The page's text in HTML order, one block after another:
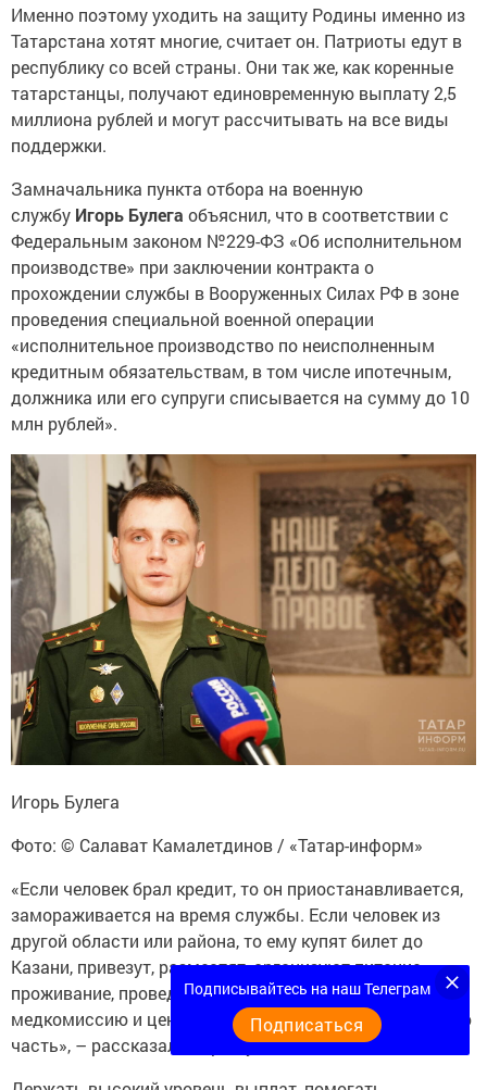
Именно поэтому уходить на защиту Родины именно из
Татарстана хотят многие, считает он. Патриоты едут в
республику со всей страны. Они так же, как коренные
татарстанцы, получают единовременную выплату 2,5
миллиона рублей и могут рассчитывать на все виды
поддержки.
Замначальника пункта отбора на военную
службу Игорь Булега объяснил, что в соответствии с
Федеральным законом №229-ФЗ «Об исполнительном
производстве» при заключении контракта о
прохождении службы в Вооруженных Силах РФ в зоне
проведения специальной военной операции
«исполнительное производство по неисполненным
кредитным обязательствам, в том числе ипотечным,
должника или его супруги списывается на сумму до 10
млн рублей».
Игорь Булега
Фото: © Салават Камалетдинов / «Татар-информ»
«Если человек брал кредит, то он приостанавливается,
замораживается на время службы. Если человек из
другой области или района, то ему купят билет до
Казани, привезут, разместят, организуют питание,
проживание, проведут все мероприятия отбора,
медкомиссию и централизованно направят в воинскую
часть», – рассказал Игорь Булега.
Подписывайтесь на наш Телеграм
Подписаться